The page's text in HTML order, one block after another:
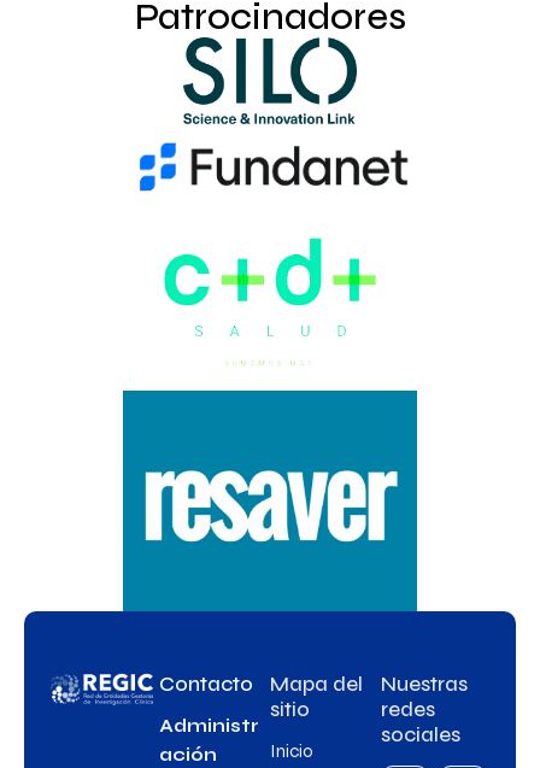
Patrocinadores
Contacto
Administr
ación
Mapa del
sitio
Inicio
Nuestras
redes
sociales